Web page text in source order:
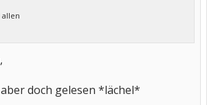
doch gelesen *lächel*